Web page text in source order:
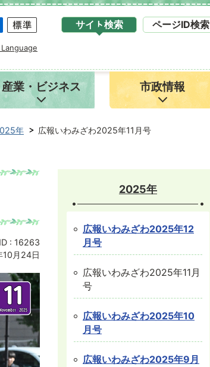
サイト検索 ページID検索
ト
索
産業・ビジネス 市政情報
年
広報いわみざわ2025年11月号
: 16263
月24日
2025年
広報いわみざわ2025年12
月号
広報いわみざわ2025年11月
号
広報いわみざわ2025年10
月号
広報いわみざわ2025年9月